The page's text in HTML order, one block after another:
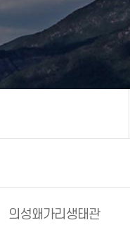
의성왜가리생태관